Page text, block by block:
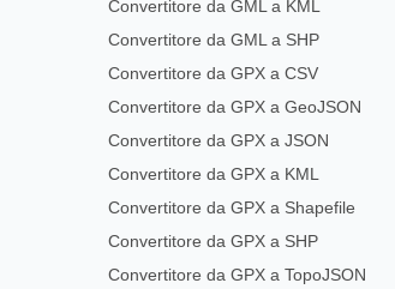
Convertitore da GML a KML
Convertitore da GML a SHP
Convertitore da GPX a CSV
Convertitore da GPX a GeoJSON
Convertitore da GPX a JSON
Convertitore da GPX a KML
Convertitore da GPX a Shapefile
Convertitore da GPX a SHP
Convertitore da GPX a TopoJSON